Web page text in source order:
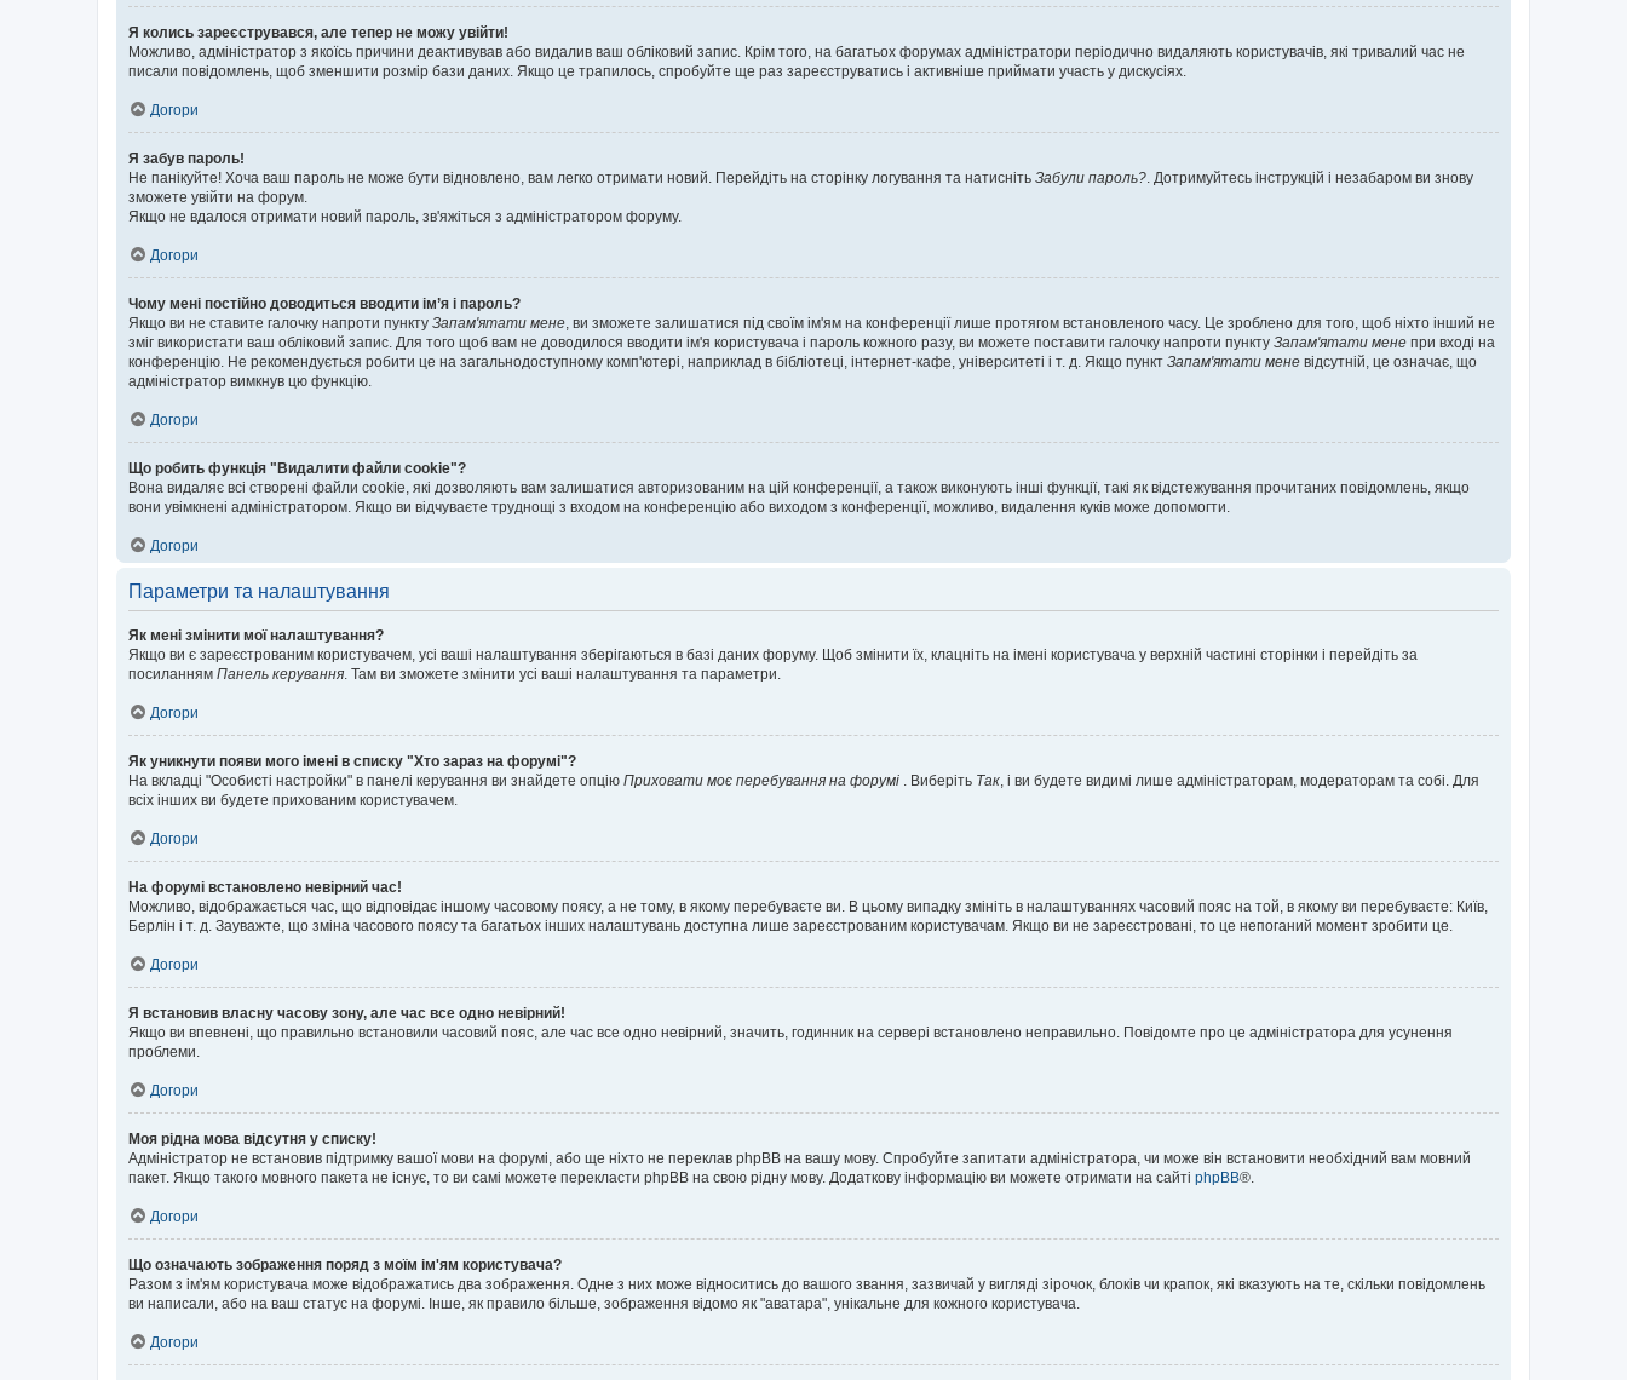
Я колись зареєструвався, але тепер не можу увійти!
Можливо, адміністратор з якоїсь причини деактивував або видалив ваш обліковий запис. Крім того, на багатьох форумах адміністратори періодично видаляють користувачів, які тривалий час не
писали повідомлень, щоб зменшити розмір бази даних. Якщо це трапилось, спробуйте ще раз зареєструватись і активніше приймати участь у дискусіях.
Догори
Я забув пароль!
Не панікуйте! Хоча ваш пароль не може бути відновлено, вам легко отримати новий. Перейдіть на сторінку логування та натисніть Забули пароль? . Дотримуйтесь інструкцій і незабаром ви знову
зможете увійти на форум.
Якщо не вдалося отримати новий пароль, зв'яжіться з адміністратором форуму.
Догори
Чому мені постійно доводиться вводити ім’я і пароль?
Якщо ви не ставите галочку напроти пункту Запам'ятати мене , ви зможете залишатися під своїм ім'ям на конференції лише протягом встановленого часу. Це зроблено для того, щоб ніхто інший не
зміг використати ваш обліковий запис. Для того щоб вам не доводилося вводити ім'я користувача і пароль кожного разу, ви можете поставити галочку напроти пункту Запам'ятати мене при вході на
конференцію. Не рекомендується робити це на загальнодоступному комп'ютері, наприклад в бібліотеці, інтернет-кафе, університеті і т. д. Якщо пункт Запам'ятати мене відсутній, це означає, що
адміністратор вимкнув цю функцію.
Догори
Що робить функція "Видалити файли cookie"?
Вона видаляє всі створені файли cookie, які дозволяють вам залишатися авторизованим на цій конференції, а також виконують інші функції, такі як відстежування прочитаних повідомлень, якщо
вони увімкнені адміністратором. Якщо ви відчуваєте труднощі з входом на конференцію або виходом з конференції, можливо, видалення куків може допомогти.
Догори
Параметри та налаштування
Як мені змінити мої налаштування?
Якщо ви є зареєстрованим користувачем, усі ваші налаштування зберігаються в базі даних форуму. Щоб змінити їх, клацніть на імені користувача у верхній частині сторінки і перейдіть за
посиланням Панель керування . Там ви зможете змінити усі ваші налаштування та параметри.
Догори
Як уникнути появи мого імені в списку "Хто зараз на форумі"?
На вкладці "Особисті настройки" в панелі керування ви знайдете опцію Приховати моє перебування на форумі . Виберіть Так , і ви будете видимі лише адміністраторам, модераторам та собі. Для
всіх інших ви будете прихованим користувачем.
Догори
На форумі встановлено невірний час!
Можливо, відображається час, що відповідає іншому часовому поясу, а не тому, в якому перебуваєте ви. В цьому випадку змініть в налаштуваннях часовий пояс на той, в якому ви перебуваєте: Київ,
Берлін і т. д. Зауважте, що зміна часового поясу та багатьох інших налаштувань доступна лише зареєстрованим користувачам. Якщо ви не зареєстровані, то це непоганий момент зробити це.
Догори
Я встановив власну часову зону, але час все одно невірний!
Якщо ви впевнені, що правильно встановили часовий пояс, але час все одно невірний, значить, годинник на сервері встановлено неправильно. Повідомте про це адміністратора для усунення
проблеми.
Догори
Моя рідна мова відсутня у списку!
Адміністратор не встановив підтримку вашої мови на форумі, або ще ніхто не переклав phpBB на вашу мову. Спробуйте запитати адміністратора, чи може він встановити необхідний вам мовний
пакет. Якщо такого мовного пакета не існує, то ви самі можете перекласти phpBB на свою рідну мову. Додаткову інформацію ви можете отримати на сайті phpBB®.
Догори
Що означають зображення поряд з моїм ім'ям користувача?
Разом з ім'ям користувача може відображатись два зображення. Одне з них може відноситись до вашого звання, зазвичай у вигляді зірочок, блоків чи крапок, які вказують на те, скільки повідомлень
ви написали, або на ваш статус на форумі. Інше, як правило більше, зображення відомо як "аватара", унікальне для кожного користувача.
Догори